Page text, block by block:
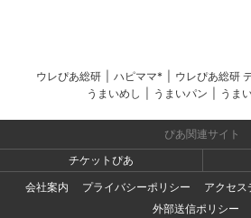
ウレぴあ総研 ハピママ* ウレぴあ総研
うまいめし
うまいパン うま
ぴあ関連サイト
チケットぴあ
会社案内
プライバシーポリシー
アクセス
外部送信ポリシー